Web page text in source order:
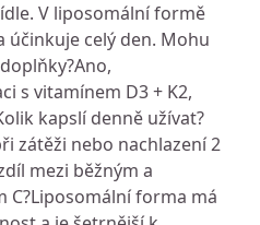
V liposomální formě
účinkuje celý den. Mohu
s vitamínem D3 + K2,
kapslí denně užívat?
zátěži nebo nachlazení 2
mezi běžným a
forma má